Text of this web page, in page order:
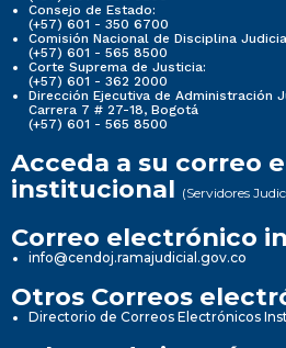
Consejo de Estado:
(+57) 601 - 350 6700
Comisión Nacional de Disciplina
(+57) 601 - 565 8500
Corte Suprema de Justicia:
(+57) 601 - 362 2000
Dirección Ejecutiva de Administración
Carrera 7 # 27-18, Bogotá
(+57) 601 - 565 8500
Acceda a su correo
institucional (Servidores
Correo electrónico
info@cendoj.ramajudicial.gov.co
Otros Correos
Directorio de Correos Electrónicos